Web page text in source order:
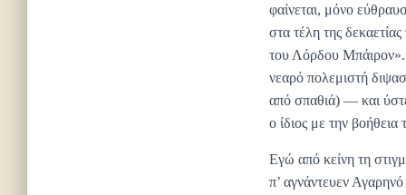
φαίνεται, μόνο
στα τέλη της
του Λόρδου Μπάιρον».
νεαρό πολεμιστή
από σπαθιά) — και
ο ίδιος με την
Εγώ από κείνη τη
π’ αγνάντευεν Αγαρηνό